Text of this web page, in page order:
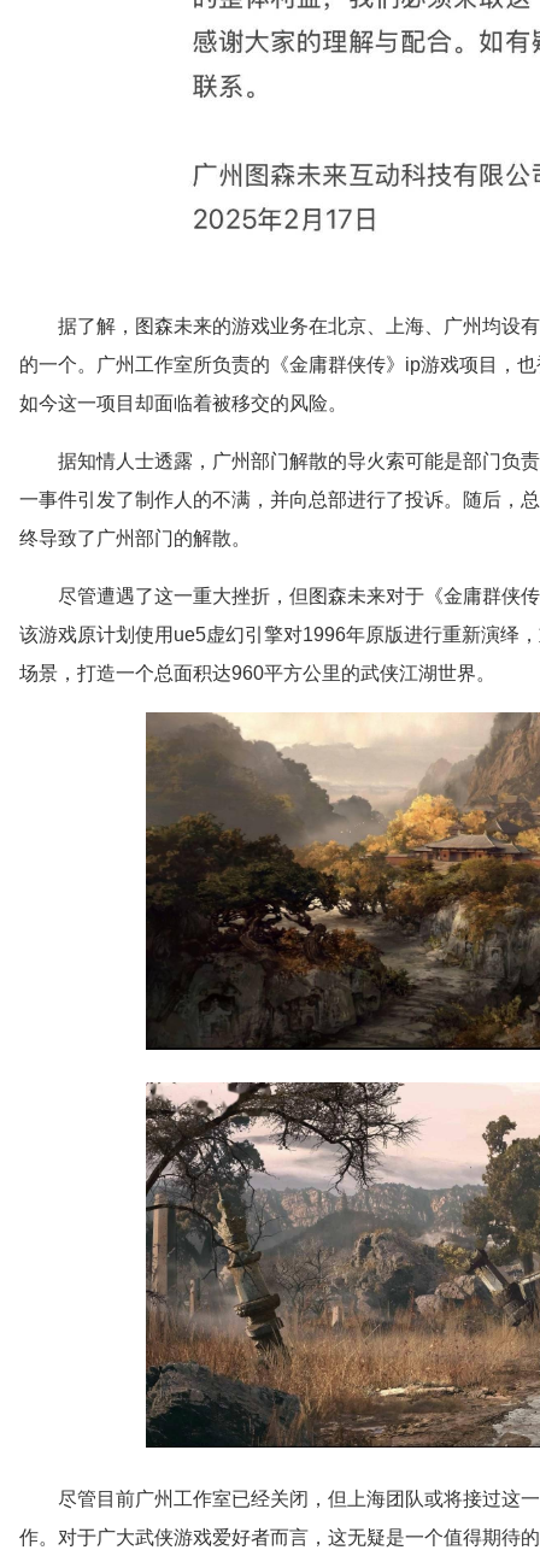
据了解，图森未来的游戏业务在北京、上海、广州均设
的一个。广州工作室所负责的《金庸群侠传》ip游戏项目，
如今这一项目却面临着被移交的风险。
据知情人士透露，广州部门解散的导火索可能是部门负
一事件引发了制作人的不满，并向总部进行了投诉。随后，
终导致了广州部门的解散。
尽管遭遇了这一重大挫折，但图森未来对于《金庸群侠
该游戏原计划使用ue5虚幻引擎对1996年原版进行重新演绎
场景，打造一个总面积达960平方公里的武侠江湖世界。
尽管目前广州工作室已经关闭，但上海团队或将接过这
作。对于广大武侠游戏爱好者而言，这无疑是一个值得期待